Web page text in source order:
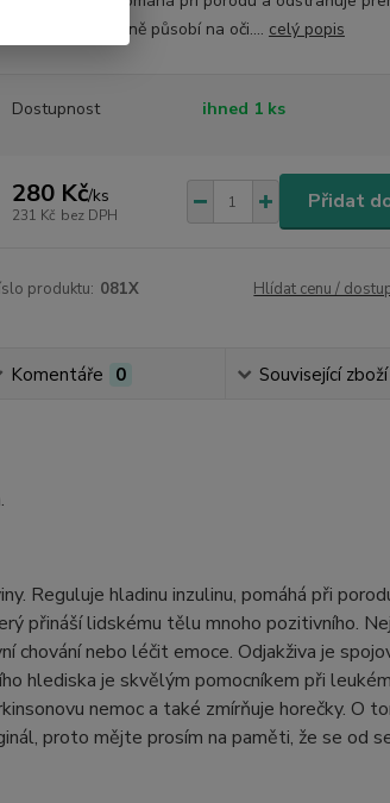
Blahodárně působí na oči.... celý popis
Dostupnost ihned 1 ks
280 Kč/ks
231 Kč bez DPH
Přidat
produktu: 081X Hlídat cenu /
Komentáře 0 Související zboží
Reguluje hladinu inzulinu, pomáhá při
přináší lidskému tělu mnoho pozitivního.
nebo léčit emoce. Odjakživa je
hlediska je skvělým pomocníkem při
nemoc a také zmírňuje horečky. O
proto mějte prosím na paměti, že se od